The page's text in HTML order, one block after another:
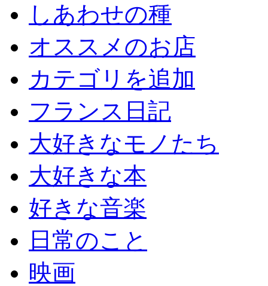
しあわせの種
オススメのお店
カテゴリを追加
フランス日記
大好きなモノたち
大好きな本
好きな音楽
日常のこと
映画